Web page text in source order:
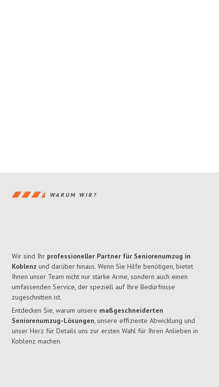
WARUM WIR?
Wir sind Ihr professioneller Partner für Seniorenumzug in
Koblenz und darüber hinaus. Wenn Sie Hilfe benötigen, bietet
Ihnen unser Team nicht nur starke Arme, sondern auch einen
umfassenden Service, der speziell auf Ihre Bedürfnisse
zugeschnitten ist.
Entdecken Sie, warum unsere maßgeschneiderten
Seniorenumzug-Lösungen, unsere effiziente Abwicklung und
unser Herz für Details uns zur ersten Wahl für Ihren Anlieben in
Koblenz machen.